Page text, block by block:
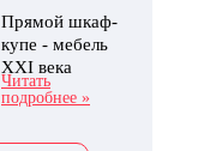
Прямой шкаф-
купе - мебель
XXI века
Читать
подробнее »